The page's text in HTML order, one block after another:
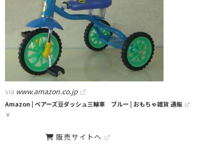
via www.amazon.co.jp
Amazon | ベアーズ豆ダッシュ三輪車 ブルー | おもちゃ雑貨 通販
￥
販売サイトへ